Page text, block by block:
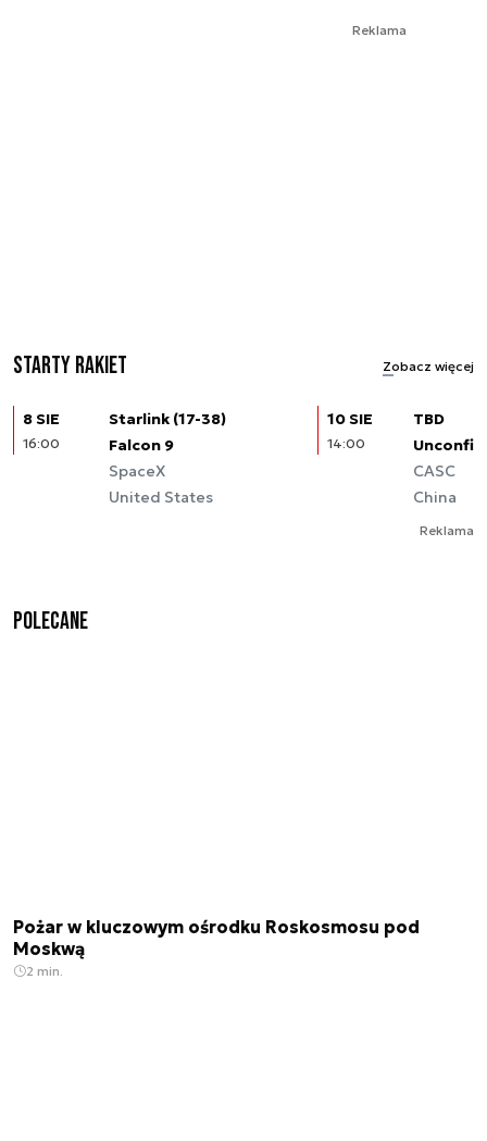
Reklama
Starty rakiet Zobacz więcej
8 SIE
16:00
Starlink (17-38)
Falcon 9
SpaceX
United States
10 SIE
14:00
TBD
CASC
China
Reklama
Polecane
Pożar w kluczowym ośrodku Roskosmosu pod
Moskwą
2 min.